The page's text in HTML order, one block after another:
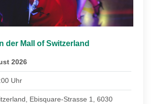
der Mall of Switzerland
2026
Uhr
Ebisquare-Strasse 1, 6030